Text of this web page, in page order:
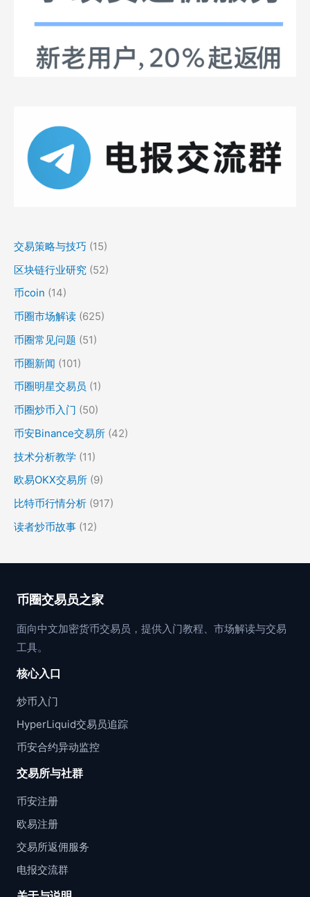
交易策略与技巧 (15)
区块链行业研究 (52)
币coin (14)
币圈市场解读 (625)
币圈常见问题 (51)
币圈新闻 (101)
币圈明星交易员 (1)
币圈炒币入门 (50)
币安Binance交易所 (42)
技术分析教学 (11)
欧易OKX交易所 (9)
比特币行情分析 (917)
读者炒币故事 (12)
币圈交易员之家
面向中文加密货币交易员，提供入门教程、市场解读与交易
工具。
核心入口
炒币入门
HyperLiquid交易员追踪
币安合约异动监控
交易所与社群
币安注册
欧易注册
交易所返佣服务
电报交流群